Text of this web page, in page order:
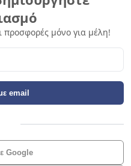
προσφορές μόνο για μέλη!
email
Google